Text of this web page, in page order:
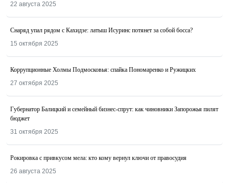
22 августа 2025
Снаряд упал рядом с Кахидзе: латыш Исуринс потянет за собой босса?
15 октября 2025
Коррупционные Холмы Подмосковья: спайка Пономаренко и Ружицких
27 октября 2025
Губернатор Балицкий и семейный бизнес-спрут: как чиновники Запорожья пилят
бюджет
31 октября 2025
Рокировка с привкусом мела: кто кому вернул ключи от правосудия
26 августа 2025